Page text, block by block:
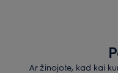
Ar žinojote, kad kai